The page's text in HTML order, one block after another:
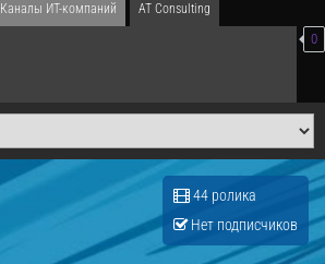
Каналы ИТ-компаний AT Consulting
0
44 ролика
Нет подписчиков